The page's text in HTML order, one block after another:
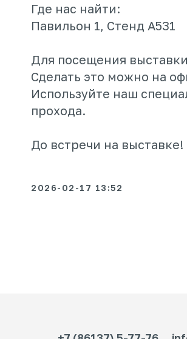
Где нас найти:
Павильон 1, Стенд А531
Для посещения
Сделать это можно на
Используйте наш
прохода.
До встречи на выставке!
2026-02-17 13:52